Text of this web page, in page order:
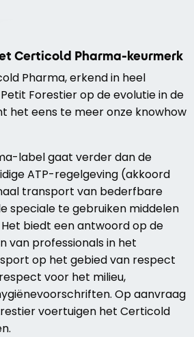
Certicold Pharma-keurmerk
Pharma, erkend in heel
Forestier op de evolutie in de
het eens te meer onze knowhow
label gaat verder dan de
ATP-regelgeving (akkoord
transport van bederfbare
speciale te gebruiken middelen
biedt een antwoord op de
van professionals in het
op het gebied van respect
voor het milieu,
Op aanvraag
voertuigen het Certicold